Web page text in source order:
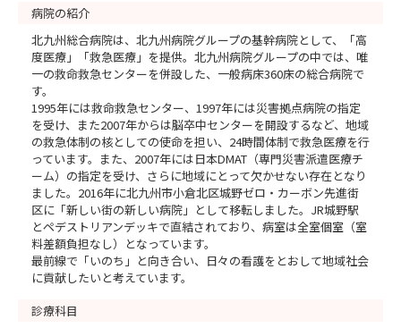
病院の紹介
北九州総合病院は、北九州病院グループの基幹病院として、「高
度医療」「救急医療」を提供。北九州病院グループの中では、唯
一の救命救急センターを併設した、一般病床360床の総合病院で
す。
1995年には救命救急センター、1997年には災害拠点病院の指定
を受け、また2007年からは脳卒中センターを開設するなど、地域
の救急体制の核としての使命を担い、24時間体制で救急医療を行
っています。また、2007年には日本DMAT（専門災害派遣医療チ
ーム）の指定を受け、さらに地域にとって欠かせない存在となり
ました。2016年に北九州市小倉北区城野ゼロ・カーボン先進街
区に「新しい街の新しい病院」として移転しました。JR城野駅
とペデストリアンデッキで直結されており、病室は全室個室（室
料差額負担なし）となっています。
最前線で「いのち」と向き合い、日々の看護をとおして地域社会
に貢献したいと考えています。
診療科目